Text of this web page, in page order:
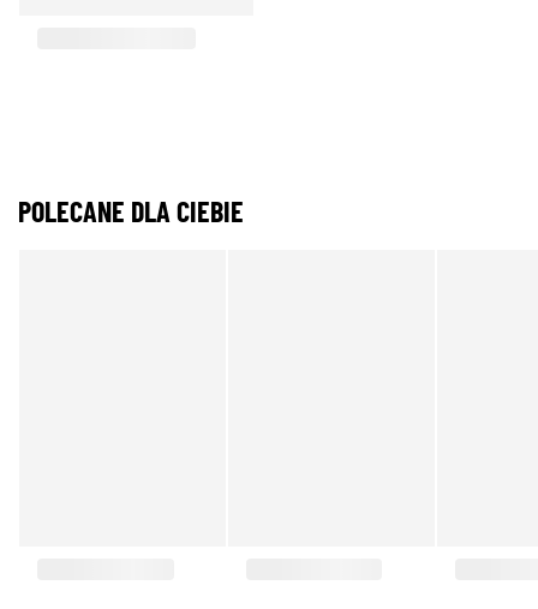
POLECANE DLA CIEBIE